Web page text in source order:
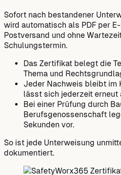
Sofort nach bestandener
wird automatisch als PDF per
Postversand und ohne
Schulungstermin.
Das Zertifikat belegt die
Thema und
Jeder Nachweis bleibt im
lässt sich jederzeit erneut
Bei einer Prüfung durch
Berufsgenossenschaft
Sekunden vor.
So ist jede Unterweisung
dokumentiert.